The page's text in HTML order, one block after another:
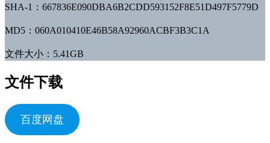
SHA-1：667836E090DBA6B2CDD593152F8E51D497F5779D
MD5：060A010410E46B58A92960ACBF3B3C1A
文件大小：5.41GB
文件下载
百度网盘